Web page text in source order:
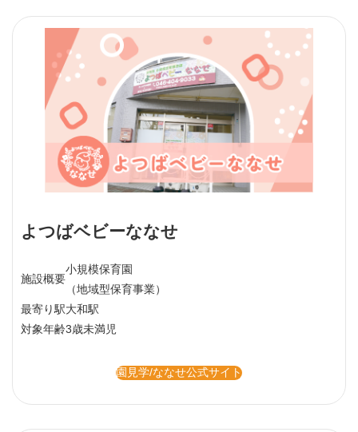
よつばベビーななせ
施設概要
小規模保育園
（地域型保育事業）
最寄り駅大和駅
対象年齢3歳未満児
園見学/ななせ公式サイト